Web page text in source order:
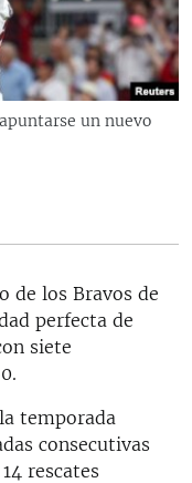
LATINA
un nuevo
de los Bravos de
perfecta de
siete
temporada
consecutivas
rescates